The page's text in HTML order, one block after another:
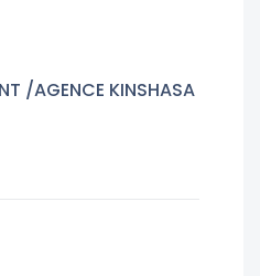
/AGENCE KINSHASA